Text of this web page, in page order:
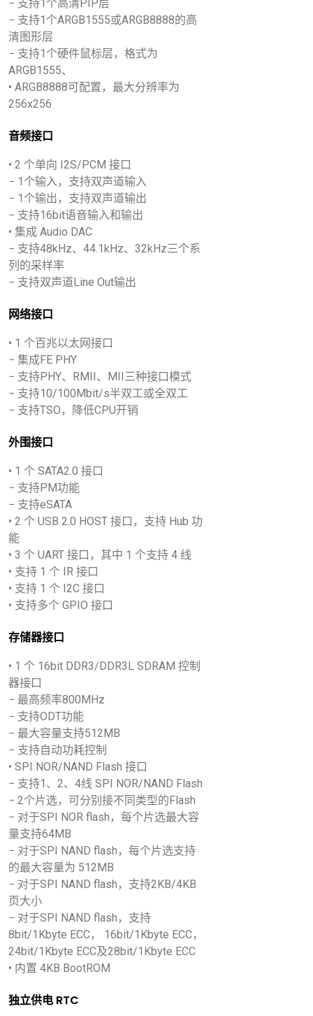
− 支持1个高清PIP层
− 支持1个ARGB1555或ARGB8888的高
清图形层
− 支持1个硬件鼠标层，格式为
ARGB1555、
• ARGB8888可配置，最大分辨率为
256x256
音频接口
• 2 个单向 I2S/PCM 接口
− 1个输入，支持双声道输入
− 1个输出，支持双声道输出
− 支持16bit语音输入和输出
• 集成 Audio DAC
− 支持48kHz、44.1kHz、32kHz三个系
列的采样率
− 支持双声道Line Out输出
网络接口
• 1 个百兆以太网接口
− 集成FE PHY
− 支持PHY、RMII、MII三种接口模式
− 支持10/100Mbit/s半双工或全双工
− 支持TSO，降低CPU开销
外围接口
• 1 个 SATA2.0 接口
− 支持PM功能
− 支持eSATA
• 2 个 USB 2.0 HOST 接口，支持 Hub 功
能
• 3 个 UART 接口，其中 1 个支持 4 线
• 支持 1 个 IR 接口
• 支持 1 个 I2C 接口
• 支持多个 GPIO 接口
存储器接口
• 1 个 16bit DDR3/DDR3L SDRAM 控制
器接口
− 最高频率800MHz
− 支持ODT功能
− 最大容量支持512MB
− 支持自动功耗控制
• SPI NOR/NAND Flash 接口
− 支持1、2、4线 SPI NOR/NAND Flash
− 2个片选，可分别接不同类型的Flash
− 对于SPI NOR flash，每个片选最大容
量支持64MB
− 对于SPI NAND flash，每个片选支持
的最大容量为 512MB
− 对于SPI NAND flash，支持2KB/4KB
页大小
− 对于SPI NAND flash，支持
8bit/1Kbyte ECC， 16bit/1Kbyte ECC，
24bit/1Kbyte ECC及28bit/1Kbyte ECC
• 内置 4KB BootROM
独立供电 RTC